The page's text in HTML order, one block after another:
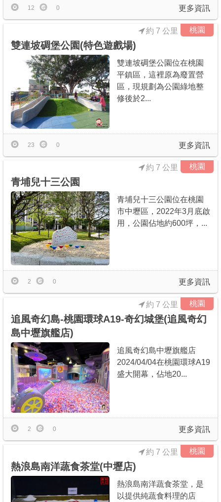
更多資訊
12 0
桃園
雙連坡碉堡公園(特色遊戲場)
約 7 公里
雙連坡碉堡公園位在桃園
平鎮區，這裡原為廢置營
區，現規劃為公園綠地整
修後於2...
更多資訊
23 0
桃園
青埔兒十三公園
約 7 公里
青埔兒十三公園位在桃園
市中壢區，2022年3月底啟
用，公園佔地約600坪，...
更多資訊
2 0
桃園
追風奇幻島-桃園環球A19-奇幻城堡(追風奇幻
島中壢旗艦店)
約 7 公里
追風奇幻島中壢旗艦店
2024/04/04在桃園環球A19
盛大開幕，佔地20...
更多資訊
2 0
桃園
熱浪島南洋蔬食茶堂(中壢店)
約 7 公里
熱浪島南洋蔬食茶堂，是
以提供純蔬食料理的店